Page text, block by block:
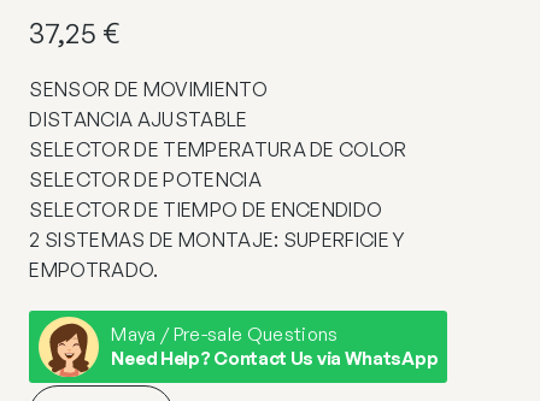
37,25 €
SENSOR DE MOVIMIENTO
DISTANCIA AJUSTABLE
SELECTOR DE TEMPERATURA DE COLOR
SELECTOR DE POTENCIA
SELECTOR DE TIEMPO DE ENCENDIDO
2 SISTEMAS DE MONTAJE: SUPERFICIE Y
EMPOTRADO.
Maya / Pre-sale Questions
Need Help? Contact Us via WhatsApp